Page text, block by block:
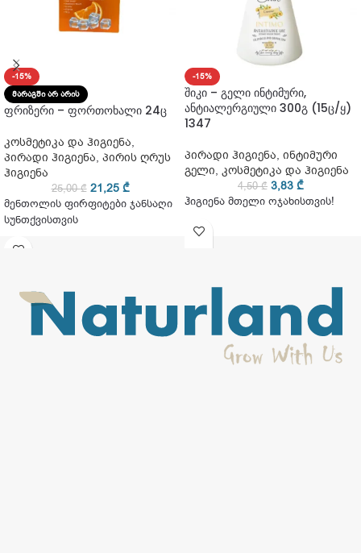
-15%
ᲛᲐᲠᲐᲒᲨᲘ ᲐᲠ ᲐᲠᲘᲡ
ფრიზერი – ფორთოხალი 24ც
კოსმეტიკა და ჰიგიენა,
პირადი ჰიგიენა, პირის ღრუს
ჰიგიენა
25,00₾ 21,25 ₾
მენთოლის ფირფიტები ჯანსაღი
სუნთქვისთვის
-15%
შიკი – გელი ინტიმური,
ანტიალერგიული 300გ (15ც/ყ)
1347
პირადი ჰიგიენა, ინტიმური
გელი, კოსმეტიკა და ჰიგიენა
4,50₾ 3,83 ₾
ჰიგიენა მთელი ოჯახისთვის!